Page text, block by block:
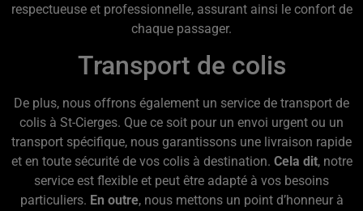
respectueuse et professionnelle, assurant ainsi le confort de
chaque passager.
Transport de colis
De plus, nous offrons également un service de transport de
colis à St-Cierges. Que ce soit pour un envoi urgent ou un
transport spécifique, nous garantissons une livraison rapide
et en toute sécurité de vos colis à destination. Cela dit, notre
service est flexible et peut être adapté à vos besoins
particuliers. En outre, nous mettons un point d’honneur à